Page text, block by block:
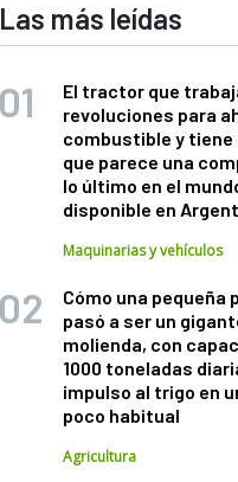
Las más leídas
El tractor que
revoluciones para
combustible y tiene
que parece una
lo último en el
disponible en
Maquinarias y vehículos
Cómo una pequeña
pasó a ser un
molienda, con
1000 toneladas
impulso al trigo en
poco habitual
Agricultura